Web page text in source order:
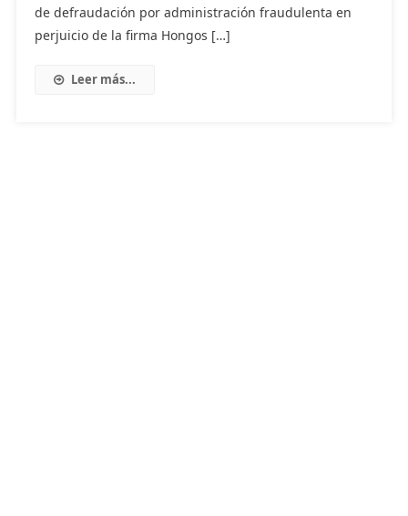
de defraudación por administración fraudulenta en
perjuicio de la firma Hongos […]
Leer más...